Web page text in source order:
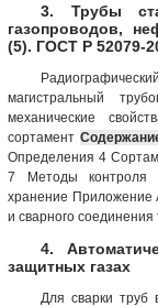
3. Трубы
газопроводов,
(5). ГОСТ Р 52079-
магистральный
механические
сортамент
Определения 4
7 Методы контроля
хранение Приложение
и сварного соединения
4.
защитных газах
Для сварки труб